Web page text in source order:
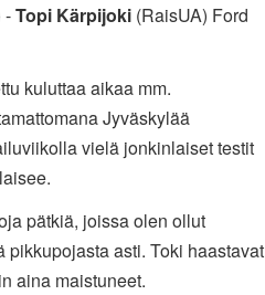
-Topi Kärpijoki(RaisUA) Ford
kuluttaa aikaa mm.
Jyväskylää
vielä jonkinlaiset testit
pätkiä, joissa olen ollut
asti. Toki haastavat
aina maistuneet.